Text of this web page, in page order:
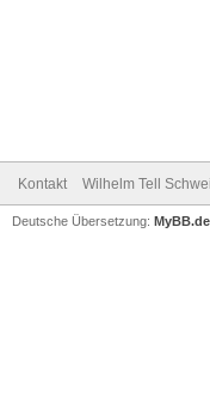
Kontakt Wilhelm Tell
Deutsche Übersetzung: MyBB.de